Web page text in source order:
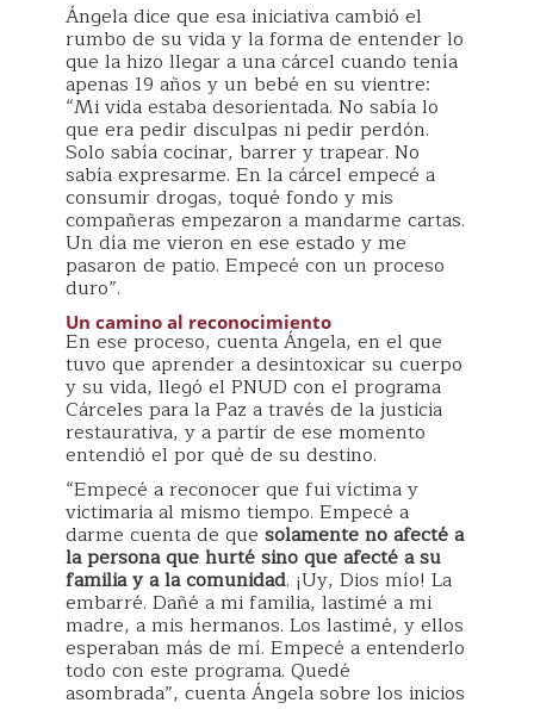
Ángela dice que esa iniciativa cambió el
rumbo de su vida y la forma de entender lo
que la hizo llegar a una cárcel cuando tenía
apenas 19 años y un bebé en su vientre:
“Mi vida estaba desorientada. No sabía lo
que era pedir disculpas ni pedir perdón.
Solo sabía cocinar, barrer y trapear. No
sabía expresarme. En la cárcel empecé a
consumir drogas, toqué fondo y mis
compañeras empezaron a mandarme cartas.
Un día me vieron en ese estado y me
pasaron de patio. Empecé con un proceso
duro”.
Un camino al reconocimiento
En ese proceso, cuenta Ángela, en el que
tuvo que aprender a desintoxicar su cuerpo
y su vida, llegó el PNUD con el programa
Cárceles para la Paz a través de la justicia
restaurativa, y a partir de ese momento
entendió el por qué de su destino.
“Empecé a reconocer que fui víctima y
victimaria al mismo tiempo. Empecé a
darme cuenta de que solamente no afecté a
la persona que hurté sino que afecté a su
familia y a la comunidad. ¡Uy, Dios mío! La
embarré. Dañé a mi familia, lastimé a mi
madre, a mis hermanos. Los lastimé, y ellos
esperaban más de mí. Empecé a entenderlo
todo con este programa. Quedé
asombrada”, cuenta Ángela sobre los inicios